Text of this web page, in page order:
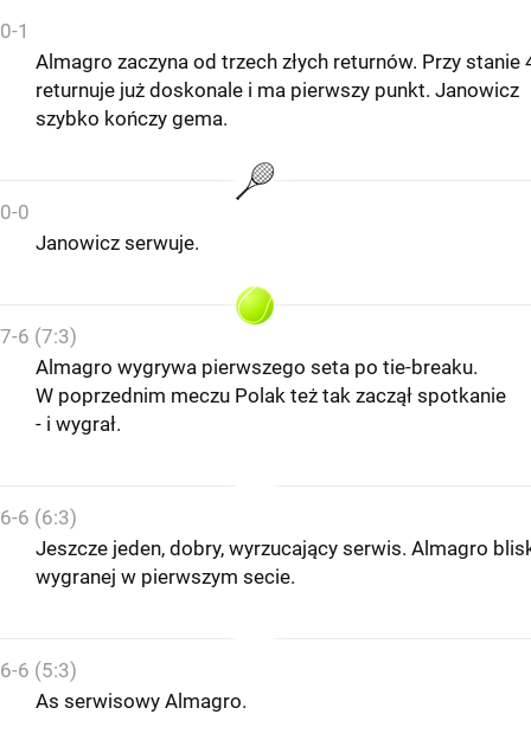
0-1
Almagro zaczyna od trzech złych returnów. Przy stanie
returnuje już doskonale i ma pierwszy punkt. Janowicz
szybko kończy gema.
0-0
Janowicz serwuje.
7-6 (7:3)
Almagro wygrywa pierwszego seta po tie-breaku.
W poprzednim meczu Polak też tak zaczął spotkanie
- i wygrał.
6-6 (6:3)
Jeszcze jeden, dobry, wyrzucający serwis. Almagro
wygranej w pierwszym secie.
6-6 (5:3)
As serwisowy Almagro.